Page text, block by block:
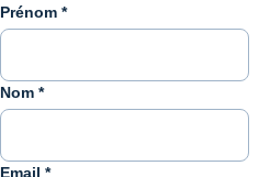
Prénom *
Nom *
Email *